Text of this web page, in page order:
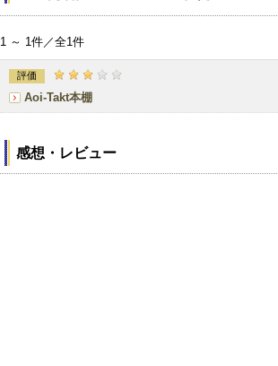
1 ～ 1件／全1件
評価
Aoi-Takt本棚
感想・レビュー